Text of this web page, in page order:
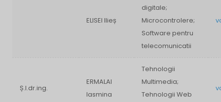
ELISEI Ilieș
digitale;
Microcontrolere;
Software pentru
telecomunicatii
Ș.l.dr.ing.
ERMALAI
Iasmina
Tehnologii
Multimedia;
Tehnologii Web